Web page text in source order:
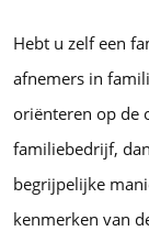
Hebt u zelf een
afnemers in
oriënteren op de
familiebedrijf,
begrijpelijke
kenmerken van